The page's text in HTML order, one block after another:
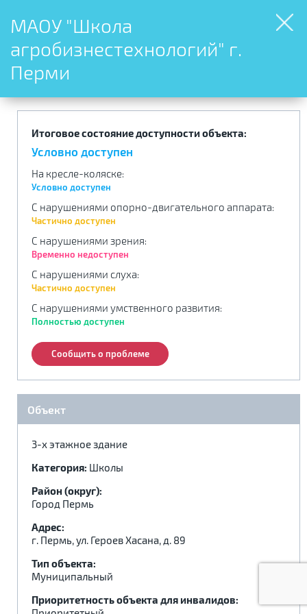
МАОУ "Школа
агробизнестехнологий" г.
Перми
Итоговое состояние доступности объекта:
Условно доступен
На кресле-коляске:
Условно доступен
С нарушениями опорно-двигательного аппарата:
Частично доступен
С нарушениями зрения:
Временно недоступен
С нарушениями слуха:
Частично доступен
С нарушениями умственного развития:
Полностью доступен
Сообщить о проблеме
Объект
3-х этажное здание
Категория: Школы
Район (округ):
Город Пермь
Адрес:
г. Пермь, ул. Героев Хасана, д. 89
Тип объекта:
Муниципальный
Приоритетность объекта для инвалидов:
Адаптация по месту жительства: